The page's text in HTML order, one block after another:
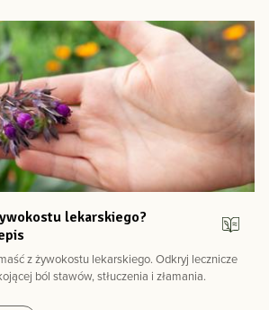
lekarskiego?
z żywokostu lekarskiego. Odkryj lecznicze
ból stawów, stłuczenia i złamania.